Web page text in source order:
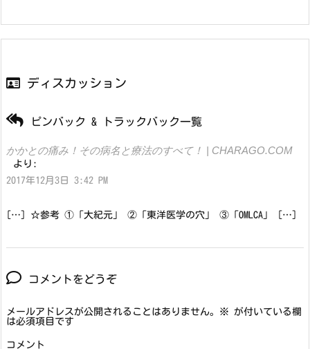
ディスカッション
ピンバック & トラックバック一覧
かかとの痛み！その病名と療法のすべて！ | CHARAGO.COM
より:
2017年12月3日 3:42 PM
[…] ☆参考 ①「大紀元」 ②「東洋医学の穴」 ③「OMLCA」 […]
コメントをどうぞ
メールアドレスが公開されることはありません。 ※ が付いている欄
は必須項目です
コメント